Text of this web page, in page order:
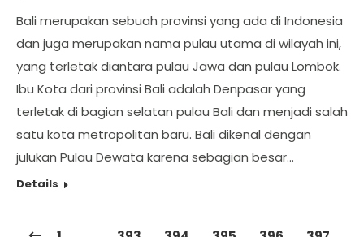
Bali merupakan sebuah provinsi yang ada di Indonesia
dan juga merupakan nama pulau utama di wilayah ini,
yang terletak diantara pulau Jawa dan pulau Lombok.
Ibu Kota dari provinsi Bali adalah Denpasar yang
terletak di bagian selatan pulau Bali dan menjadi salah
satu kota metropolitan baru. Bali dikenal dengan
julukan Pulau Dewata karena sebagian besar…
Details